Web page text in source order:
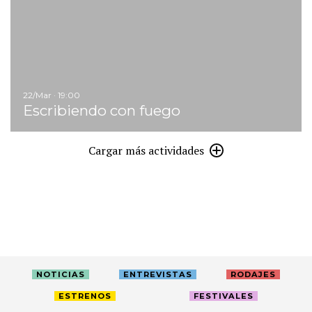
22/Mar · 19:00
Escribiendo con fuego
Cargar más actividades
NOTICIAS ENTREVISTAS RODAJES
ESTRENOS FESTIVALES